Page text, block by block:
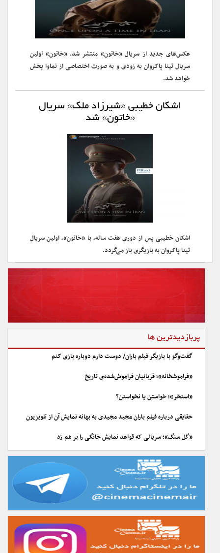
عکس‌های جدید از سریال «خاتون» منتشر شد. «خاتون» اولین
سریال تینا پاکروان به زودی و به صورت اختصاصی از نماوا پخش
خواهد شد.
اشکان خطیبی «شیرزاد ملک» سریال
«خاتون» شد
اشکان خطیبی پس از دوری هفت ساله، با «خاتون»، اولین سریال
تینا پاکروان به بازیگری باز می‌گردد.
پربازدیدترین ها
گفت‌وگو با بازیگر فیلم باران/ دوست دارم دوباره بازی کنم
«فراموشخانه»؛ قربانیان فراموش‌شده‌ی تاریخ
«استخر»؛ خواستن یا نخواستن؟
حقایقی درباره فیلم باران مجید مجیدی به بهانه نمایش آن از تلویزیون
«گل سنگ»؛ سریالی که قواعد نمایش خانگی را بر هم زد